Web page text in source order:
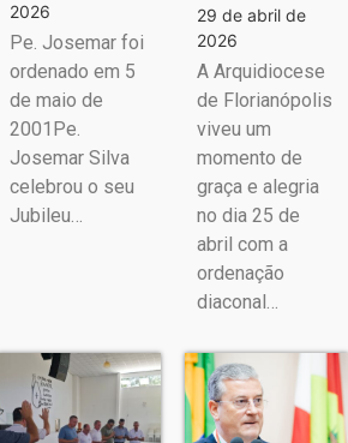
2026
Pe. Josemar foi
ordenado em 5
de maio de
2001Pe.
Josemar Silva
celebrou o seu
Jubileu…
29 de abril de
2026
A Arquidiocese
de Florianópolis
viveu um
momento de
graça e alegria
no dia 25 de
abril com a
ordenação
diaconal…